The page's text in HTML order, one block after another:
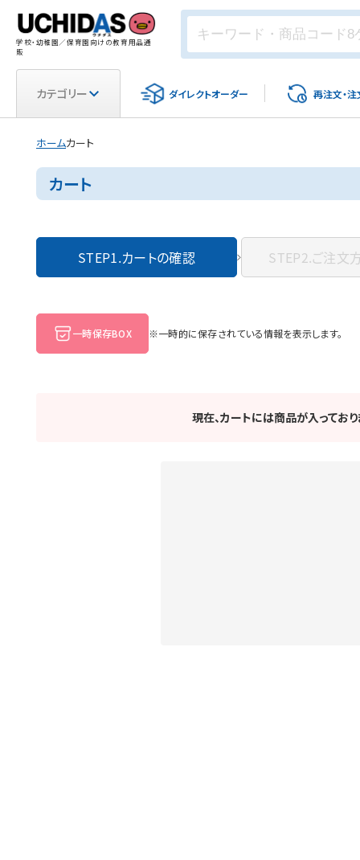
学校・幼稚園／保育園向けの教育用品通
販
カテゴリー ダイレクトオーダー 再注文・注
ホームカート
カート
STEP1.カートの確認 STEP2.ご注文
一時保存BOX ※一時的に保存されている情報を表示します。
現在、カートには商品が入ってお